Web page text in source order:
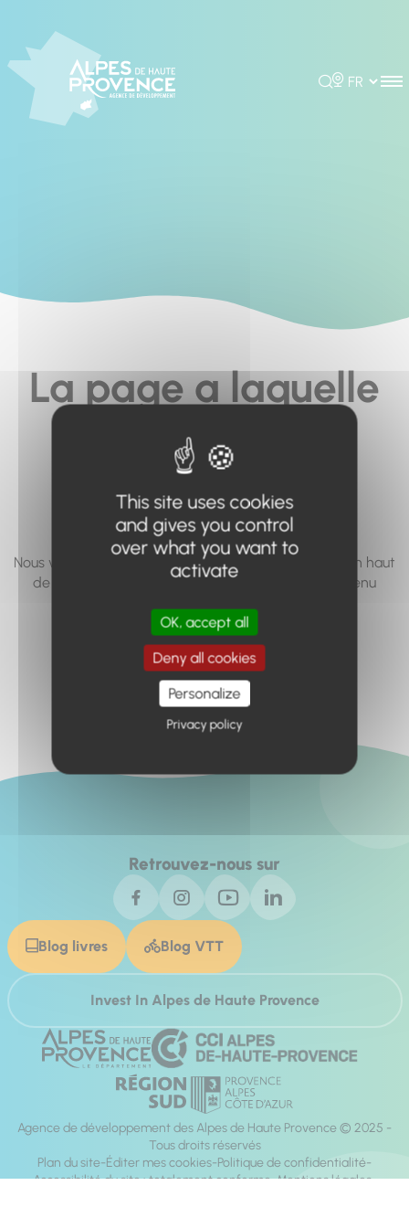
Rechercher
Choisir la
La page a laquelle
vous cherchez à
accéder n'existe
pas... ou plus.
Nous vous invitons à utiliser le moteur de recherche en haut
de page, ou à utiliser le menu pour trouver le contenu
Retour à l'accueil
Retrouvez-nous sur
Blog livres Blog VTT
Invest In Alpes de Haute Provence
Agence de développement des Alpes de Haute Provence © 2025 -
Tous droits réservés
Plan du site Éditer mes cookies Politique de confidentialité
Accessibilité du site : totalement conforme Mentions légales
This site uses cookies
and gives you control
over what you want to
activate
OK, accept all
Deny all cookies
Personalize
Privacy policy